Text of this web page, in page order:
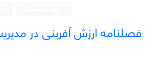
فصلنامه ارزش آفرینی در